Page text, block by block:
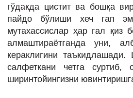
гўдакда цистит ва бошқа
пайдо бўлиши хеч гап
мутахассислар ҳар гал қиз
алмаштираётганда уни,
кераклигини
салфеткани четга суртиб,
ширинтойингизни